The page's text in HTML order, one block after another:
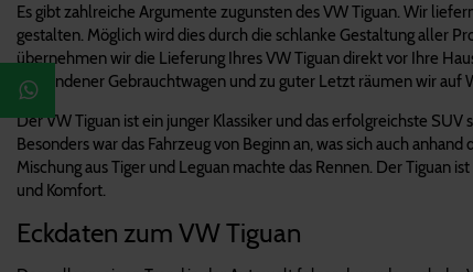
Es gibt zahlreiche Argumente zugunsten des VW Tiguan. Wir
gestalten. Möglich wird dies durch die schlanke Gestaltung aller
übernehmen wir die Lieferung Ihres VW Tiguan direkt vor Ihre
vorhandener Gebrauchtwagen und zu guter Letzt räumen wir auf
Der VW Tiguan ist ein junger Klassiker und das erfolgreichste
Besonders war das Fahrzeug von Beginn an, was sich auch
Mischung aus Tiger und Leguan machte das Rennen. Der Tiguan
und Komfort.
Eckdaten zum VW Tiguan